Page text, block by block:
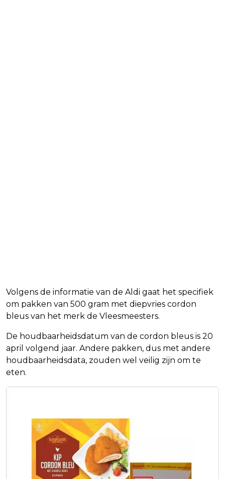
Volgens de informatie van de Aldi gaat het specifiek
om pakken van 500 gram met diepvries cordon
bleus van het merk de Vleesmeesters.
De houdbaarheidsdatum van de cordon bleus is 20
april volgend jaar. Andere pakken, dus met andere
houdbaarheidsdata, zouden wel veilig zijn om te
eten.